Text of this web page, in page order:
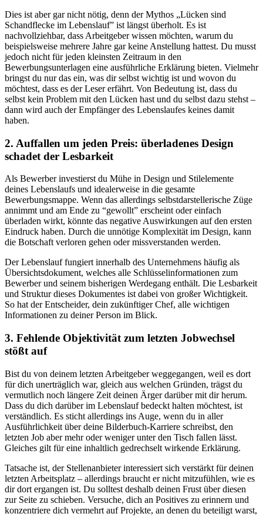
Dies ist aber gar nicht nötig, denn der Mythos „Lücken sind
Schandflecke im Lebenslauf” ist längst überholt. Es ist
nachvollziehbar, dass Arbeitgeber wissen möchten, warum du
beispielsweise mehrere Jahre gar keine Anstellung hattest. Du musst
jedoch nicht für jeden kleinsten Zeitraum in den
Bewerbungsunterlagen eine ausführliche Erklärung bieten. Vielmehr
bringst du nur das ein, was dir selbst wichtig ist und wovon du
möchtest, dass es der Leser erfährt. Von Bedeutung ist, dass du
selbst kein Problem mit den Lücken hast und du selbst dazu stehst –
dann wird auch der Empfänger des Lebenslaufes keines damit
haben.
2. Auffallen um jeden Preis: überladenes Design
schadet der Lesbarkeit
Als Bewerber investierst du Mühe in Design und Stilelemente
deines Lebenslaufs und idealerweise in die gesamte
Bewerbungsmappe. Wenn das allerdings selbstdarstellerische Züge
annimmt und am Ende zu “gewollt” erscheint oder einfach
überladen wirkt, könnte das negative Auswirkungen auf den ersten
Eindruck haben. Durch die unnötige Komplexität im Design, kann
die Botschaft verloren gehen oder missverstanden werden.
Der Lebenslauf fungiert innerhalb des Unternehmens häufig als
Übersichtsdokument, welches alle Schlüsselinformationen zum
Bewerber und seinem bisherigen Werdegang enthält. Die Lesbarkeit
und Struktur dieses Dokumentes ist dabei von großer Wichtigkeit.
So hat der Entscheider, dein zukünftiger Chef, alle wichtigen
Informationen zu deiner Person im Blick.
3. Fehlende Objektivität zum letzten Jobwechsel
stößt auf
Bist du von deinem letzten Arbeitgeber weggegangen, weil es dort
für dich unerträglich war, gleich aus welchen Gründen, trägst du
vermutlich noch längere Zeit deinen Ärger darüber mit dir herum.
Dass du dich darüber im Lebenslauf bedeckt halten möchtest, ist
verständlich. Es sticht allerdings ins Auge, wenn du in aller
Ausführlichkeit über deine Bilderbuch-Karriere schreibst, den
letzten Job aber mehr oder weniger unter den Tisch fallen lässt.
Gleiches gilt für eine inhaltlich gedrechselt wirkende Erklärung.
Tatsache ist, der Stellenanbieter interessiert sich verstärkt für deinen
letzten Arbeitsplatz – allerdings braucht er nicht mitzufühlen, wie es
dir dort ergangen ist. Du solltest deshalb deinen Frust über diesen
zur Seite zu schieben. Versuche, dich an Positives zu erinnern und
konzentriere dich vermehrt auf Projekte, an denen du beteiligt warst,